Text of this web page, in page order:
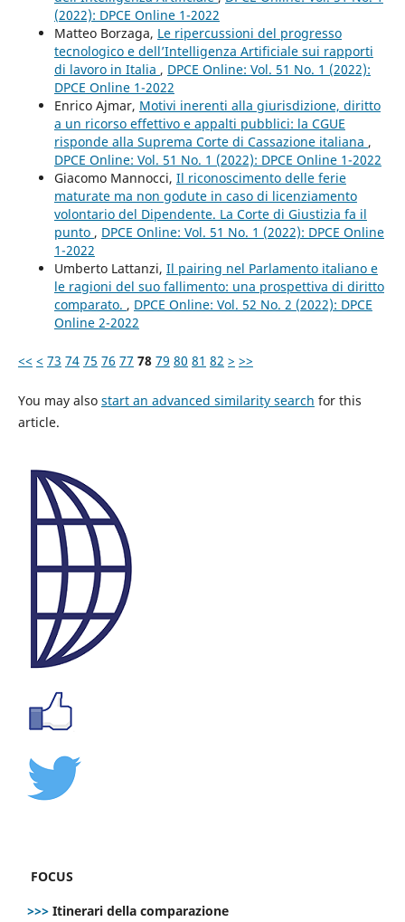
(2022): DPCE Online 1-2022
Matteo Borzaga, Le ripercussioni del progresso
tecnologico e dell’Intelligenza Artificiale sui rapporti
di lavoro in Italia , DPCE Online: Vol. 51 No. 1 (2022):
DPCE Online 1-2022
Enrico Ajmar, Motivi inerenti alla giurisdizione, diritto
a un ricorso effettivo e appalti pubblici: la CGUE
risponde alla Suprema Corte di Cassazione italiana ,
DPCE Online: Vol. 51 No. 1 (2022): DPCE Online 1-2022
Giacomo Mannocci, Il riconoscimento delle ferie
maturate ma non godute in caso di licenziamento
volontario del Dipendente. La Corte di Giustizia fa il
punto , DPCE Online: Vol. 51 No. 1 (2022): DPCE Online
1-2022
Umberto Lattanzi, Il pairing nel Parlamento italiano e
le ragioni del suo fallimento: una prospettiva di diritto
comparato. , DPCE Online: Vol. 52 No. 2 (2022): DPCE
Online 2-2022
<< < 73 74 75 76 77 78 79 80 81 82 > >>
You may also start an advanced similarity search for this
article.
FOCUS
>>> Itinerari della comparazione